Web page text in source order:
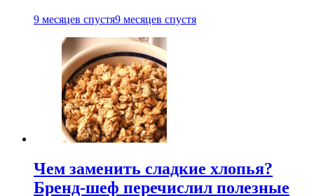
9 месяцев спустя9 месяцев спустя
Чем заменить сладкие хлопья?
Бренд-шеф перечислил полезные